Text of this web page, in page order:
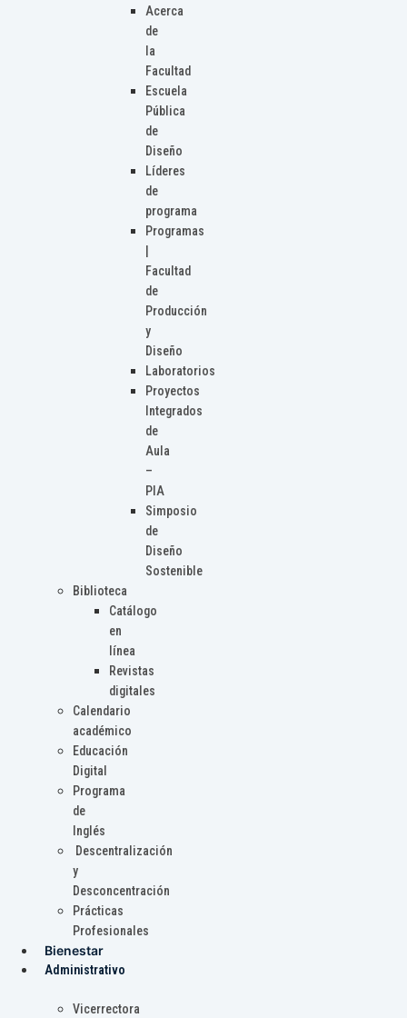
Acerca
de
la
Facultad
Escuela
Pública
de
Diseño
Líderes
de
programa
Programas
Facultad
de
Producción
y
Diseño
Laboratorios
Proyectos
Integrados
de
Aula
–
PIA
Simposio
de
Diseño
Sostenible
Biblioteca
Catálogo
en
línea
Revistas
digitales
Calendario
académico
Educación
Digital
Programa
de
Inglés
Descentralización
y
Desconcentración
Prácticas
Profesionales
Bienestar
Administrativo
Vicerrectora